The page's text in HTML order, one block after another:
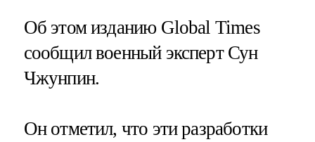
Об этом изданию Global Times
сообщил военный эксперт Сун
Чжунпин.
Он отметил, что эти разработки